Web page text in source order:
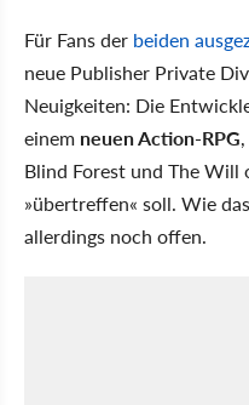
Für Fans der beiden
neue Publisher Private
Neuigkeiten: Die
einem neuen Action-RPG
Blind Forest und The
»übertreffen« soll. Wie
allerdings noch offen.